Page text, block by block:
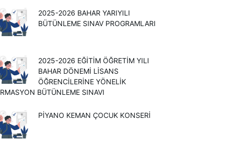
2025-2026 BAHAR YARIYILI
BÜTÜNLEME SINAV PROGRAMLARI
2025-2026 EĞİTİM ÖĞRETİM YILI
BAHAR DÖNEMİ LİSANS
ÖĞRENCİLERİNE YÖNELİK
BÜTÜNLEME SINAVI
PİYANO KEMAN ÇOCUK KONSERİ